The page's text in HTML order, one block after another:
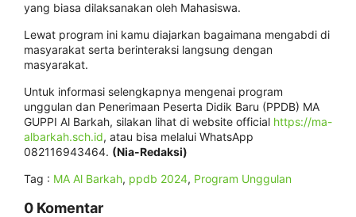
yang biasa dilaksanakan oleh Mahasiswa.
Lewat program ini kamu diajarkan bagaimana mengabdi di
masyarakat serta berinteraksi langsung dengan
masyarakat.
Untuk informasi selengkapnya mengenai program
unggulan dan Penerimaan Peserta Didik Baru (PPDB) MA
GUPPI Al Barkah, silakan lihat di website official https://ma-
albarkah.sch.id, atau bisa melalui WhatsApp
082116943464. (Nia-Redaksi)
Tag : MA Al Barkah, ppdb 2024, Program Unggulan
0 Komentar